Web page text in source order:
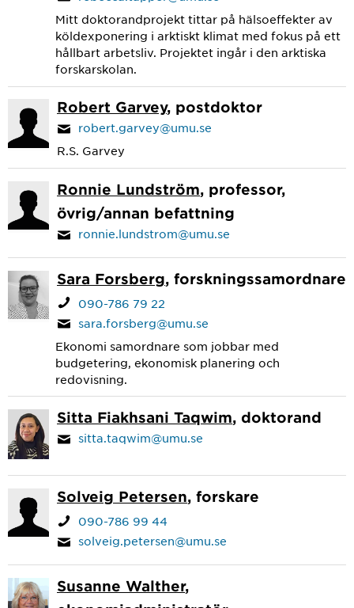
Mitt doktorandprojekt tittar på hälsoeffekter av
köldexponering i arktiskt klimat med fokus på ett
hållbart arbetsliv. Projektet ingår i den arktiska
forskarskolan.
Robert Garvey, postdoktor
robert.garvey@umu.se
R.S. Garvey
Ronnie Lundström, professor,
övrig/annan befattning
ronnie.lundstrom@umu.se
Sara Forsberg, forskningssamordnare
090-786 79 22
sara.forsberg@umu.se
Ekonomi samordnare som jobbar med
budgetering, ekonomisk planering och
redovisning.
Sitta Fiakhsani Taqwim, doktorand
sitta.taqwim@umu.se
Solveig Petersen, forskare
090-786 99 44
solveig.petersen@umu.se
Susanne Walther,